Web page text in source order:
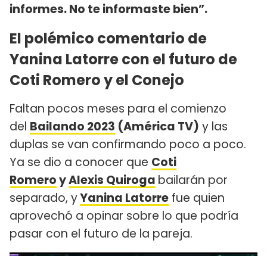
informes. No te informaste bien”.
El polémico comentario de
Yanina Latorre con el futuro de
Coti Romero y el Conejo
Faltan pocos meses para el comienzo
del Bailando 2023 (América TV) y las
duplas se van confirmando poco a poco.
Ya se dio a conocer que Coti
RomeroyAlexis Quiroga bailarán por
separado, yYanina Latorre fue quien
aprovechó a opinar sobre lo que podría
pasar con el futuro de la pareja.